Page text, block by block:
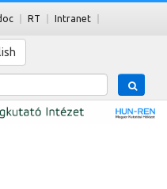
RT
Intranet